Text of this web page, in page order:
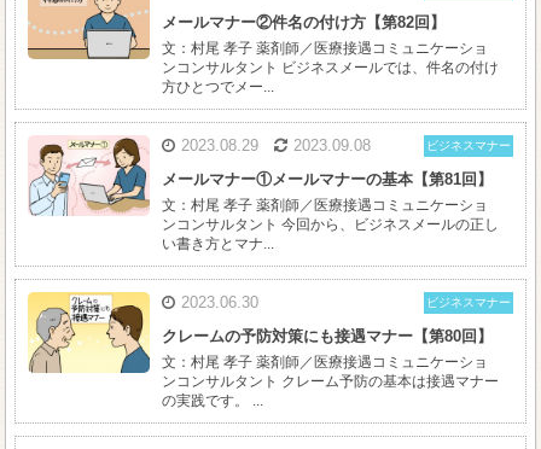
メールマナー②件名の付け方【第82回】
文：村尾 孝子 薬剤師／医療接遇コミュニケーショ
ンコンサルタント ビジネスメールでは、件名の付け
方ひとつでメー...
2023.08.29 2023.09.08 ビジネスマナー
メールマナー①メールマナーの基本【第81回】
文：村尾 孝子 薬剤師／医療接遇コミュニケーショ
ンコンサルタント 今回から、ビジネスメールの正し
い書き方とマナ...
2023.06.30 ビジネスマナー
クレームの予防対策にも接遇マナー【第80回】
文：村尾 孝子 薬剤師／医療接遇コミュニケーショ
ンコンサルタント クレーム予防の基本は接遇マナー
の実践です。 ...